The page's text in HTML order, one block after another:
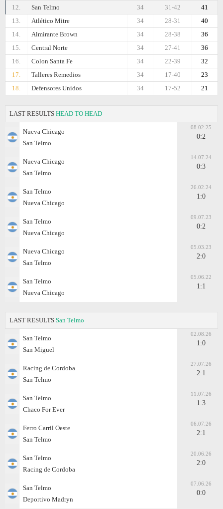
12.
San Telmo 41
31-42
34
13.
Atlético Mitre 40
28-31
34
14.
Almirante Brown 36
28-38
34
15.
Central Norte 36
27-41
34
16.
Colon Santa Fe 32
22-39
34
17.
Talleres Remedios 23
17-40
34
18.
Defensores Unidos 21
17-52
34
LAST RESULTS HEAD TO HEAD
Nueva Chicago
San Telmo
08.02.25
0:2
Nueva Chicago
San Telmo
14.07.24
0:3
San Telmo
Nueva Chicago
26.02.24
1:0
San Telmo
Nueva Chicago
09.07.23
0:2
Nueva Chicago
San Telmo
05.03.23
2:0
San Telmo
Nueva Chicago
05.06.22
1:1
LAST RESULTS San Telmo
San Telmo
San Miguel
02.08.26
1:0
Racing de Cordoba
San Telmo
27.07.26
2:1
San Telmo
Chaco For Ever
11.07.26
1:3
Ferro Carril Oeste
San Telmo
06.07.26
2:1
San Telmo
Racing de Cordoba
20.06.26
2:0
San Telmo
Deportivo Madryn
07.06.26
0:0